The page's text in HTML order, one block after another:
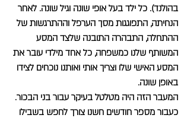
בהולנד). כל ילד בעל אופי שונה וגיל שונה. לאחר
הנחיתה, התפוגגות מסך הערפל וההתרגשות של
ההתחלה, התבהרה התובנה שלצד המסע
המשותף שלנו כמשפחה, כל אחד מילדי עובר את
המסע האישי שלו וצריך אותי ואותנו נוכחים לצידו
באופן שונה.
המעבר הזה היה מטלטל בעיקר עבור בני הבכור.
כעבור מספר חודשים חשנו צורך לחפש בשבילו